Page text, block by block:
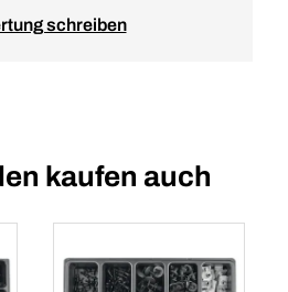
schreiben
kaufen auch